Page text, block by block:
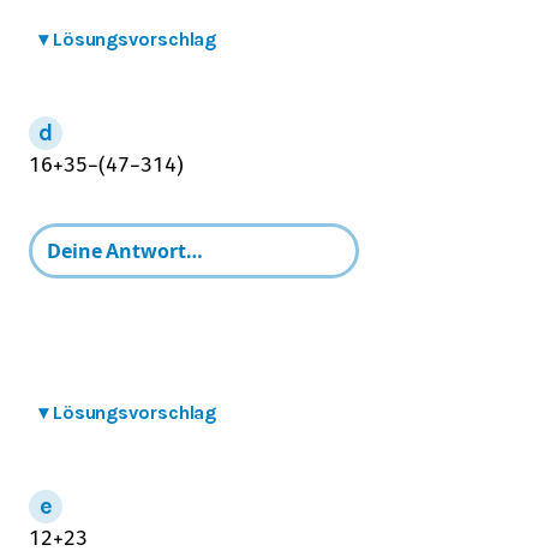
▾ Lösungsvorschlag
1 6+35−(47−314)
▾ Lösungsvorschlag
1 2+23